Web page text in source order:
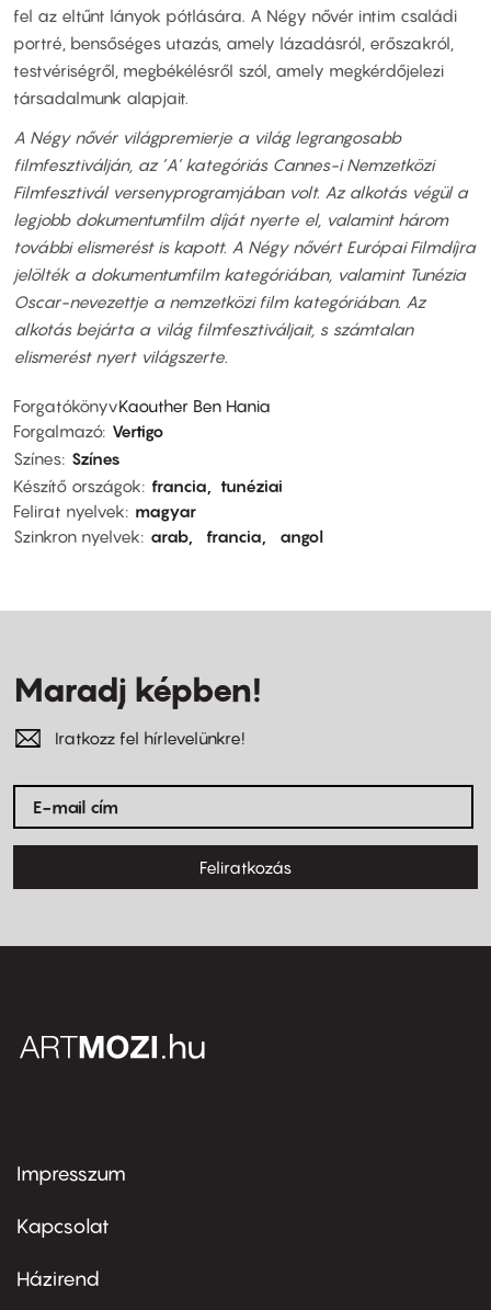
fel az eltűnt lányok pótlására. A Négy nővér intim családi
portré, bensőséges utazás, amely lázadásról, erőszakról,
testvériségről, megbékélésről szól, amely megkérdőjelezi
társadalmunk alapjait.
A Négy nővér világpremierje a világ legrangosabb
filmfesztiválján, az ’A’ kategóriás Cannes-i Nemzetközi
Filmfesztivál versenyprogramjában volt. Az alkotás végül a
legjobb dokumentumfilm díját nyerte el, valamint három
további elismerést is kapott. A Négy nővért Európai Filmdíjra
jelölték a dokumentumfilm kategóriában, valamint Tunézia
Oscar-nevezettje a nemzetközi film kategóriában. Az
alkotás bejárta a világ filmfesztiváljait, s számtalan
elismerést nyert világszerte.
ForgatókönyvKaouther Ben Hania
Forgalmazó Vertigo
Színes Színes
Készítő országok francia
tunéziai
Felirat nyelvek
magyar
Szinkron nyelvek
arab francia angol
Maradj képben!
Iratkozz fel hírlevelünkre!
Feliratkozás
Footer
first
Impresszum
Kapcsolat
Footer
Házirend